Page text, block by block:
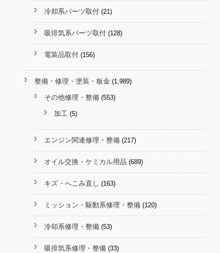
冷却系パーツ取付 (21)
吸排気系パーツ取付 (128)
電装品取付 (156)
整備・修理・塗装・板金 (1,989)
その他修理・整備 (553)
加工 (5)
エンジン関連修理・整備 (217)
オイル交換・ケミカル用品 (689)
キズ・へこみ直し (163)
ミッション・駆動系修理・整備 (120)
冷却系修理・整備 (53)
吸排気系修理・整備 (33)